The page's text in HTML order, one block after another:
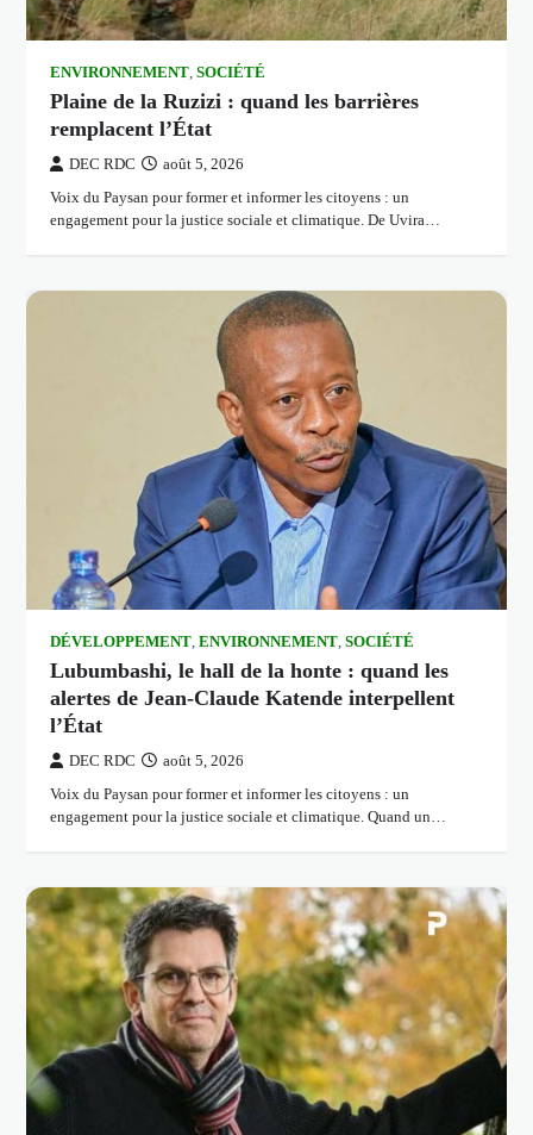
ENVIRONNEMENT ,SOCIÉTÉ
Plaine de la Ruzizi : quand les barrières
remplacent l’État
DEC RDC août 5, 2026
Voix du Paysan pour former et informer les citoyens : un
engagement pour la justice sociale et climatique. De Uvira…
DÉVELOPPEMENT,ENVIRONNEMENT,SOCIÉTÉ
Lubumbashi, le hall de la honte : quand les
alertes de Jean-Claude Katende interpellent
l’État
DEC RDC août 5, 2026
Voix du Paysan pour former et informer les citoyens : un
engagement pour la justice sociale et climatique. Quand un…